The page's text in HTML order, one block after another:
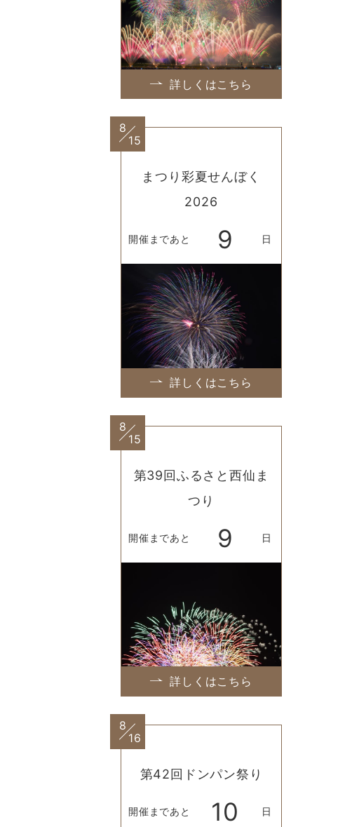
詳しくはこちら
8
15
まつり彩夏せんぼく
2026
開催まであと 9 日
詳しくはこちら
8
15
第39回ふるさと西仙ま
つり
開催まであと 9 日
詳しくはこちら
8
16
第42回ドンパン祭り
開催まであと 10 日